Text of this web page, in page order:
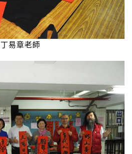
丁易章老師